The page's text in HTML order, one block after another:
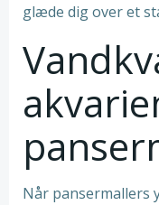
glæde dig over et
Når pansermallers